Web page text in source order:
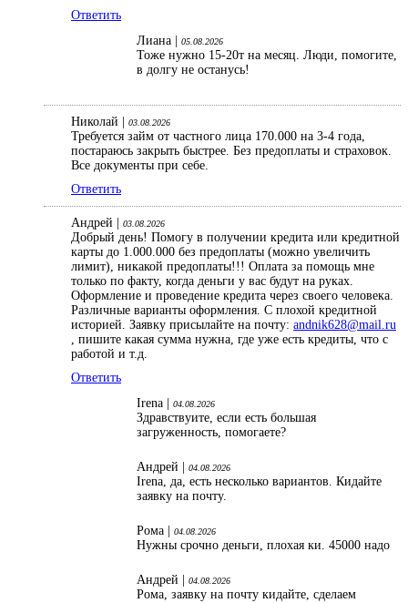
Ответить
Лиана |
05.08.2026
Тоже нужно 15-20т на месяц. Люди, помогите,
в долгу не останусь!
Николай | 03.08.2026
Требуется займ от частного лица 170.000 на 3-4 года,
постараюсь закрыть быстрее. Без предоплаты и страховок.
Все документы при себе.
Ответить
Андрей | 03.08.2026
Добрый день! Помогу в получении кредита или кредитной
карты до 1.000.000 без предоплаты (можно увеличить
лимит), никакой предоплаты!!! Оплата за помощь мне
только по факту, когда деньги у вас будут на руках.
Оформление и проведение кредита через своего человека.
Различные варианты оформления. С плохой кредитной
историей. Заявку присылайте на почту: andnik628@mail.ru
, пишите какая сумма нужна, где уже есть кредиты, что с
работой и т.д.
Ответить
Irena |
04.08.2026
Здравствуите, если есть большая
загруженность, помогаете?
Андрей | 04.08.2026
Irena, да, есть несколько вариантов. Кидайте
заявку на почту.
Рома | 04.08.2026
Нужны срочно деньги, плохая ки. 45000 надо
Андрей | 04.08.2026
Рома, заявку на почту кидайте, сделаем